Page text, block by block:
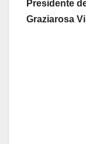
Presidente
Graziarosa